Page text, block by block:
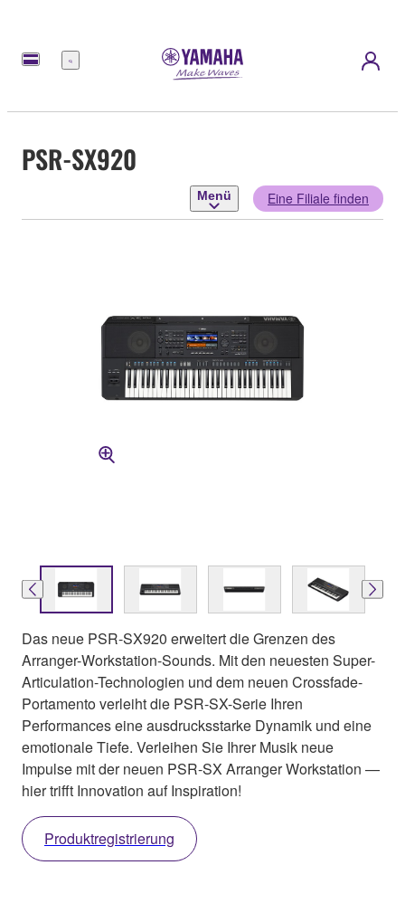
Menü
PSR-SX920
Menü Eine Filiale finden
Das neue PSR-SX920 erweitert die Grenzen des
Arranger-Workstation-Sounds. Mit den neuesten Super-
Articulation-Technologien und dem neuen Crossfade-
Portamento verleiht die PSR-SX-Serie Ihren
Performances eine ausdrucksstarke Dynamik und eine
emotionale Tiefe. Verleihen Sie Ihrer Musik neue
Impulse mit der neuen PSR-SX Arranger Workstation —
hier trifft Innovation auf Inspiration!
Produktregistrierung